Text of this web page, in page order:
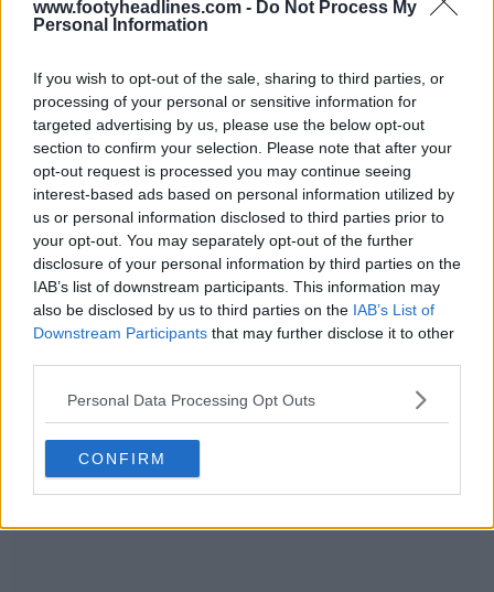
www.footyheadlines.com - Do Not Process My
Personal Information
If you wish to opt-out of the sale, sharing to third parties, or
processing of your personal or sensitive information for
targeted advertising by us, please use the below opt-out
section to confirm your selection. Please note that after your
opt-out request is processed you may continue seeing
interest-based ads based on personal information utilized by
us or personal information disclosed to third parties prior to
your opt-out. You may separately opt-out of the further
disclosure of your personal information by third parties on the
IAB’s list of downstream participants. This information may
also be disclosed by us to third parties on the IAB’s List of
Downstream Participants that may further disclose it to other
Personal Data Processing Opt Outs
CONFIRM
La Turquie revient au rouge pour son maillot
domicile de la Coupe du monde 2026
19 16 0 4.7K 13 Mai 2026